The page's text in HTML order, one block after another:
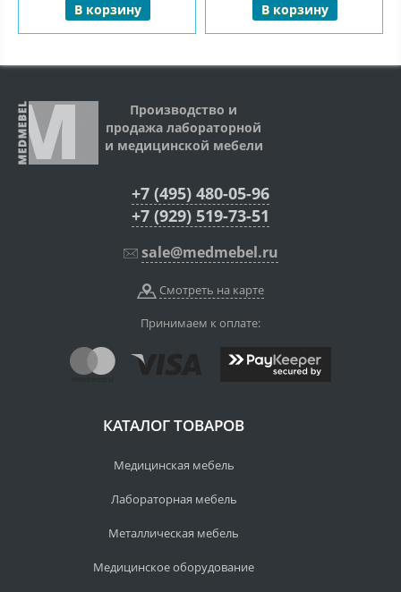
В корзину В корзину
Производство и
продажа лабораторной
и медицинской мебели
+7 (495) 480-05-96
+7 (929) 519-73-51
sale@medmebel.ru
Смотреть на карте
Принимаем к оплате:
КАТАЛОГ ТОВАРОВ
Медицинская мебель
Лабораторная мебель
Металлическая мебель
Медицинское оборудование